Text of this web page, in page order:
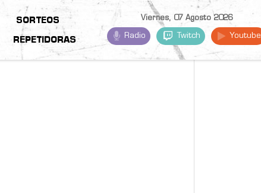
SORTEOS
REPETIDORAS
Viernes, 07 Agosto 2026
Radio Twitch Youtube